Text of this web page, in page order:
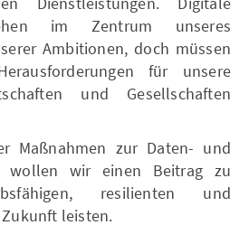
im Zentrum unseres
Ambitionen, doch müssen
für unsere
und Gesellschaften
Maßnahmen zur Daten- und
wollen wir einen Beitrag zu
resilienten und
leisten.